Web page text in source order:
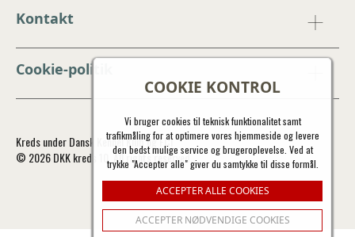
COOKIE KONTROL
Vi bruger cookies til teknisk funktionalitet samt
trafikmåling for at optimere vores hjemmeside og levere
den bedst mulige service og brugeroplevelse. Ved at
trykke "Accepter alle" giver du samtykke til disse formål.
ACCEPTER ALLE COOKIES
ACCEPTER NØDVENDIGE COOKIES
Kontakt
Cookie-politik
Kreds under Dansk Kennel Klub og FCI
© 2026 DKK kreds 10. All rights reserved.